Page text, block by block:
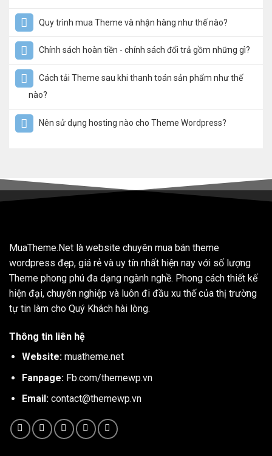
Quy trình mua Theme và nhận hàng như thế nào?
Chính sách hoàn tiền - chính sách đổi trả gồm những gì?
Cách tải Theme sau khi thanh toán sản phẩm như thế
nào?
Nên sử dụng hosting nào cho Theme Wordpress?
MuaTheme.Net là website chuyên mua bán theme
wordpress đẹp, giá rẻ và uy tín nhất hiện nay với số lượng
Theme phong phú đa dạng ngành nghề. Phong cách thiết kế
hiện đại, chuyên nghiệp và luôn đi đầu xu thế của thị trường
tự tin làm cho Quý Khách hài lòng.
Thông tin liên hệ
Website: muatheme.net
Fanpage: Fb.com/themewp.vn
Email: contact@themewp.vn